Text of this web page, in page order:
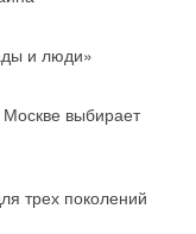
и люди»
Москве выбирает
трех поколений